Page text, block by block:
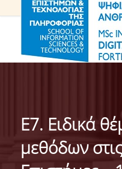
ΤΟ ΠΡΟΓΡΑΜΜΑ
ΜΑΘΗΣΙΑΚΑ
ΕΞΩΤΕΡΙΚΗ
E7. Ειδικά
μεθόδων